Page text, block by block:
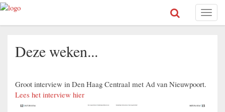
Deze weken...
Groot interview in Den Haag Centraal met Ad van Nieuwpoort.
Lees het interview hier